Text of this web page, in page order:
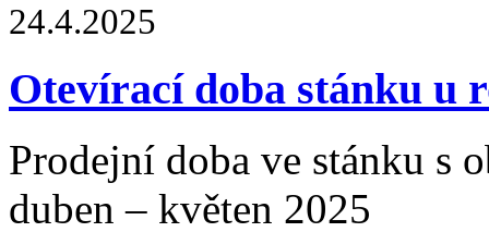
24.4.2025
Otevírací doba stánku u
Prodejní doba ve stánku s
duben – květen 2025